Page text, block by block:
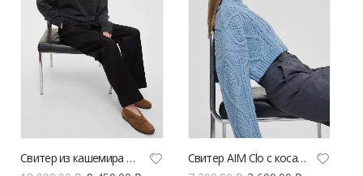
Свитер из кашемира POISE антрацит
Свитер AIM Clo с косами голубой